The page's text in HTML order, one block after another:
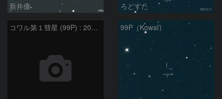
新井優 ろどすた
コワル第１彗星 (99P) : 2022/05/04 99P（Kowal）